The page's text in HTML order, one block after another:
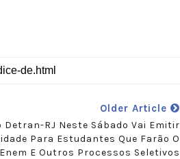
Older Article
Detran-RJ Neste Sábado Vai Emitir
Para Estudantes Que Farão O
Enem E Outros Processos Seletivos